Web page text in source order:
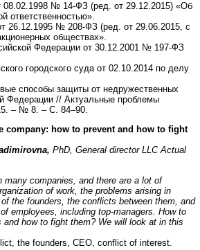
08.02.1998 № 14-ФЗ (ред. от 29.12.2015) «Об
ответственностью».
26.12.1995 № 208-ФЗ (ред. от 29.06.2015, с
обществах».
Федерации от 30.12.2001 № 197-ФЗ
городского суда от 02.10.2014 по делу
способы защиты от недружественных
Федерации // Актуальные проблемы
– № 8. – С. 84–90.
company: how to prevent and how to ﬁght
PhD, General director LLC Actual
many companies, and there are a lot of
of work, the problems arising in
the founders, the conflicts between them, and
employees, including top-managers. How to
and how to fight them? We will look at in this
the founders, CEO, conflict of interest.